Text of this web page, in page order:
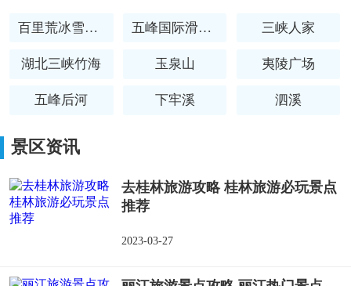
百里荒冰雪世界滑雪场 五峰国际滑雪场 三峡人家
湖北三峡竹海 玉泉山 夷陵广场
五峰后河 下牢溪 泗溪
百宝寨
景区资讯
去桂林旅游攻略 桂林旅游必玩景点
推荐
2023-03-27